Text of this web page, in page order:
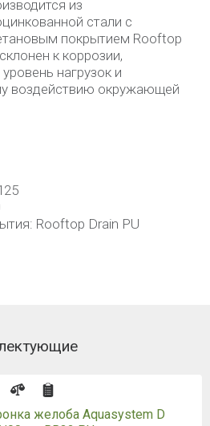
из
стали с
покрытием Rooftop
к коррозии,
нагрузок и
воздействию окружающей
Rooftop Drain PU
желоба Aquasystem D